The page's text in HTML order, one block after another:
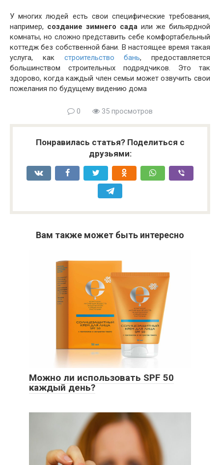
У многих людей есть свои специфические требования,
например, создание зимнего сада или же бильярдной
комнаты, но сложно представить себе комфортабельный
коттедж без собственной бани. В настоящее время такая
услуга, как строительство бань, предоставляется
большинством строительных подрядчиков. Это так
здорово, когда каждый член семьи может озвучить свои
пожелания по будущему видению дома
0 35 просмотров
Понравилась статья? Поделиться с
друзьями:
Вам также может быть интересно
Можно ли использовать SPF 50
каждый день?